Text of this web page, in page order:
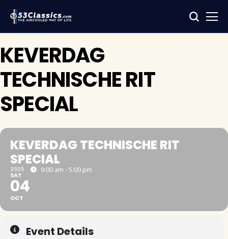
KEVERDAG
TECHNISCHE RIT
SPECIAL
KEVERDAG TECHNISCHE RIT
SPECIAL
2025
SAT
04
OCT
9:00 am - 5:00 pm
Event Details